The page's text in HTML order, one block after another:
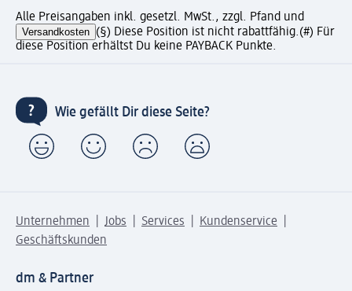
Alle Preisangaben inkl. gesetzl. MwSt., zzgl. Pfand und
Versandkosten (§) Diese Position ist nicht rabattfähig.(#) Für
diese Position erhältst Du keine PAYBACK Punkte.
Wie gefällt Dir diese Seite?
Unternehmen Jobs Services
Kundenservice
Geschäftskunden
dm & Partner